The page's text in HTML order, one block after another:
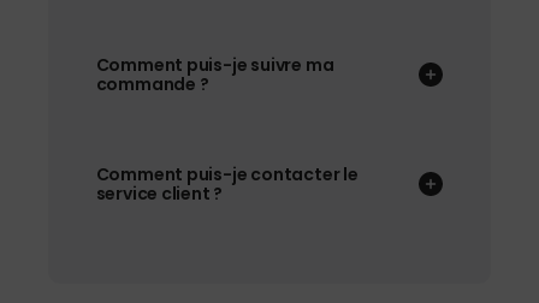
Comment puis-je suivre ma
commande ?
Comment puis-je contacter le
service client ?